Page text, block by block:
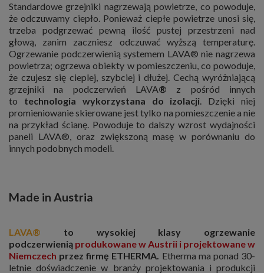
Standardowe grzejniki nagrzewają powietrze, co powoduje,
że odczuwamy ciepło. Ponieważ ciepłe powietrze unosi się,
trzeba podgrzewać pewną ilość pustej przestrzeni nad
głową, zanim zaczniesz odczuwać wyższą temperaturę.
Ogrzewanie podczerwienią systemem LAVA® nie nagrzewa
powietrza; ogrzewa obiekty w pomieszczeniu, co powoduje,
że czujesz się cieplej, szybciej i dłużej. Cechą wyróżniającą
grzejniki na podczerwień LAVA® z pośród innych
to
technologia wykorzystana do izolacji. Dzięki niej
promieniowanie skierowane jest tylko na pomieszczenie a nie
na przykład ścianę. Powoduje to dalszy wzrost wydajności
paneli LAVA®, oraz zwiększoną masę w porównaniu do
innych podobnych modeli.
Made in Austria
LAVA® to wysokiej klasy ogrzewanie
podczerwienią produkowanew Austrii i projektowane w
Niemczech przez firmę ETHERMA. Etherma ma ponad 30-
letnie doświadczenie w branży projektowania i produkcji